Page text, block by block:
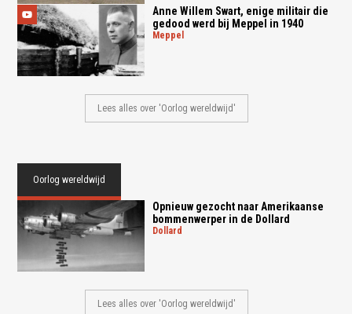
Anne Willem Swart, enige militair die
gedood werd bij Meppel in 1940
meppel
Lees alles over 'Oorlog wereldwijd'
Oorlog wereldwijd
Opnieuw gezocht naar Amerikaanse
bommenwerper in de Dollard
dollard
Lees alles over 'Oorlog wereldwijd'